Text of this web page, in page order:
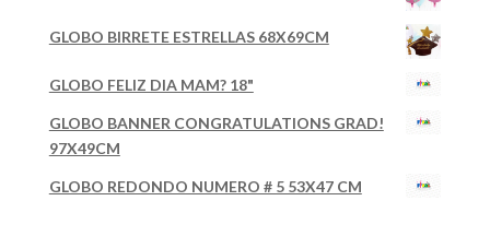
GLOBO BIRRETE ESTRELLAS 68X69CM
GLOBO FELIZ DIA MAM? 18"
GLOBO BANNER CONGRATULATIONS GRAD!
97X49CM
GLOBO REDONDO NUMERO # 5 53X47 CM